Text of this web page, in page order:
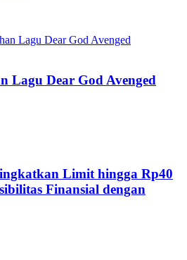
Lagu Dear God Avenged
Limit hingga Rp40
Finansial dengan